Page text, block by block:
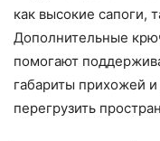
как высокие сапоги,
Дополнительные
помогают
габариты прихожей
перегрузить